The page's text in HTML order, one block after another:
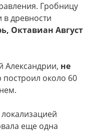
Гробницу
в древности
Октавиан Август
Александрии, не
построил около 60
еще одна